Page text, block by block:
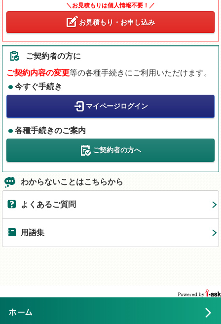
＼お見積もりは個人情報不要！／
お見積もり・お申し込み
ご契約者の方に
ご契約内容の変更等の各種手続きにご利用いただけます。
今すぐ手続き
マイページログイン
各種手続きのご案内
ご契約者の方へ
わからないことはこちらから
よくあるご質問
用語集
ホーム